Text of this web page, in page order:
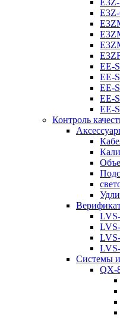
EE-
EE-
EE-
EE-
EE-
Контроль
Системы
QX-